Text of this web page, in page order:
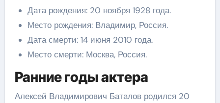
Дата рождения: 20 ноября 1928 года.
Место рождения: Владимир, Россия.
Дата смерти: 14 июня 2010 года.
Место смерти: Москва, Россия.
Ранние годы актера
Алексей Владимирович Баталов родился 20